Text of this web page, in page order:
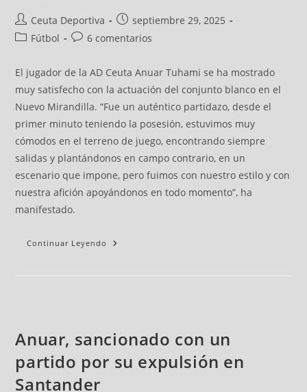
Ceuta Deportiva
septiembre 29, 2025
Fútbol
6 comentarios
El jugador de la AD Ceuta Anuar Tuhami se ha mostrado
muy satisfecho con la actuación del conjunto blanco en el
Nuevo Mirandilla. “Fue un auténtico partidazo, desde el
primer minuto teniendo la posesión, estuvimos muy
cómodos en el terreno de juego, encontrando siempre
salidas y plantándonos en campo contrario, en un
escenario que impone, pero fuimos con nuestro estilo y con
nuestra afición apoyándonos en todo momento”, ha
manifestado.
Continuar Leyendo
Anuar, sancionado con un
partido por su expulsión en
Santander